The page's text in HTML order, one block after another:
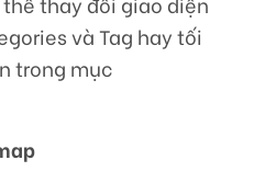
và Tag hay tối
trong mục